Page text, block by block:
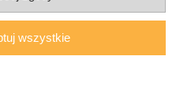
| ul.Zacisze 1a/3, 63-600 Kępno,
Tel.:790344333|
wszystkie